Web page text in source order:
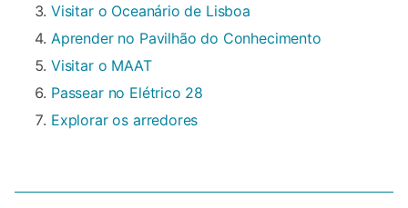
Visitar o Oceanário de Lisboa
Aprender no Pavilhão do Conhecimento
Visitar o MAAT
Passear no Elétrico 28
Explorar os arredores